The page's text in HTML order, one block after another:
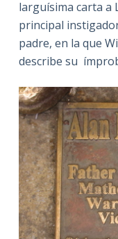
larguísima carta a
principal
padre, en la que
describe su